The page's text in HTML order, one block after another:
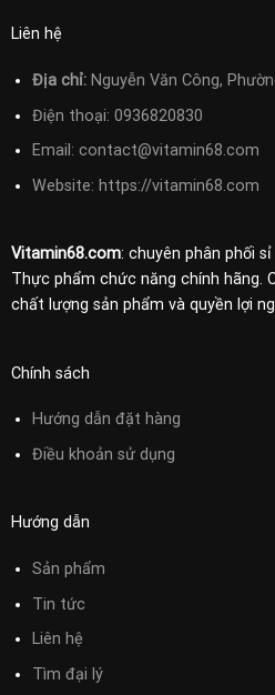
Liên hệ
Địa chỉ:Nguyễn Văn Công,
Điện thoại: 0936820830
Email: contact@vitamin68.com
Website: https://vitamin68.com
Vitamin68.com: chuyên phân phối
Thực phẩm chức năng chính hãng.
chất lượng sản phẩm và quyền lợi
Chính sách
Hướng dẫn đặt hàng
Điều khoản sử dụng
Hướng dẫn
Sản phẩm
Tin tức
Liên hệ
Tìm đại lý